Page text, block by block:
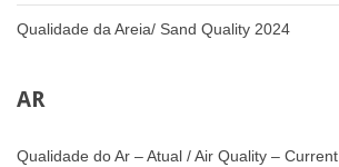
Qualidade da Areia/ Sand Quality 2024
AR
Qualidade do Ar – Atual / Air Quality – Current